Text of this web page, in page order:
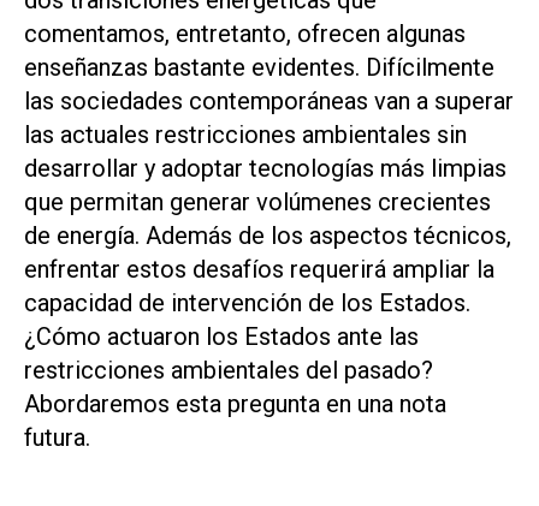
comentamos, entretanto, ofrecen algunas
enseñanzas bastante evidentes. Difícilmente
las sociedades contemporáneas van a superar
las actuales restricciones ambientales sin
desarrollar y adoptar tecnologías más limpias
que permitan generar volúmenes crecientes
de energía. Además de los aspectos técnicos,
enfrentar estos desafíos requerirá ampliar la
capacidad de intervención de los Estados.
¿Cómo actuaron los Estados ante las
restricciones ambientales del pasado?
Abordaremos esta pregunta en una nota
futura.